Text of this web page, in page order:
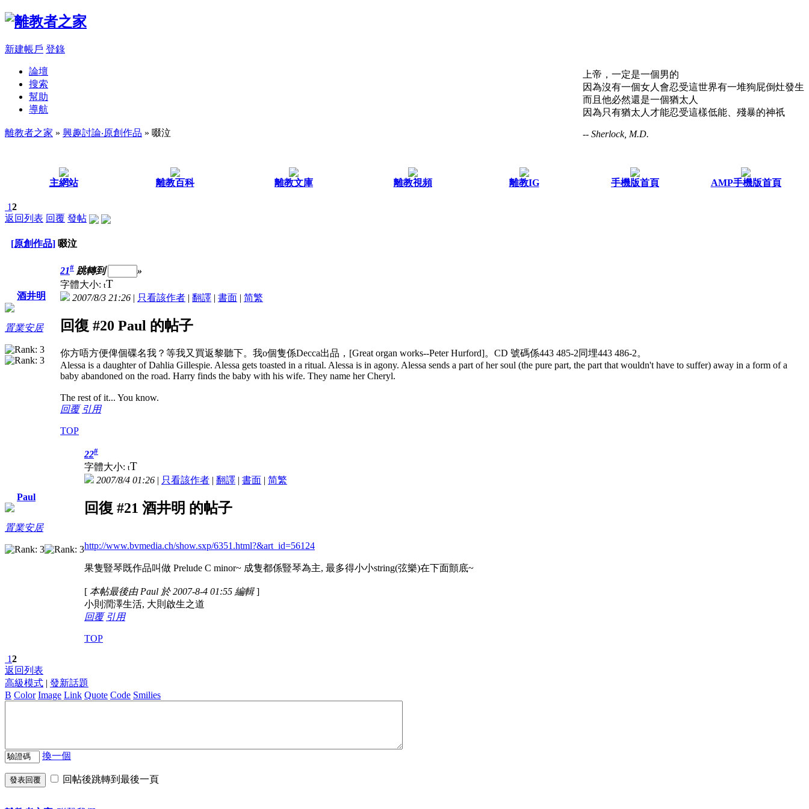
新建帳戶 登錄
上帝，一定是一個男的
因為沒有一個女人會忍受這世界有一堆狗屁倒灶發生
而且他必然還是一個猶太人
因為只有猶太人才能忍受這樣低能、殘暴的神祇
-- Sherlock, M.D.
論壇
搜索
幫助
導航
離教者之家 » 興趣討論‧原創作品 » 啜泣
主網站 離教百科 離教文庫 離教視頻 離教IG 手機版首頁 AMP手機版首頁
12
返回列表 回覆 發帖
[原創作品] 啜泣
酒井明
置業安居
21# 跳轉到
»
字體大小: tT
2007/8/3 21:26 | 只看該作者 | 翻譯 | 書面 | 简繁
回復 #20 Paul 的帖子
你方唔方便俾個碟名我？等我又買返黎聽下。我o個隻係Decca出品，[Great organ works--Peter Hurford]。CD 號碼係443 485-2同埋443 486-2。
Alessa is a daughter of Dahlia Gillespie. Alessa gets toasted in a ritual. Alessa is in agony. Alessa sends a part of her soul (the pure part, the part that wouldn't have to suffer) away in a form of a
baby abandoned on the road. Harry finds the baby with his wife. They name her Cheryl.
The rest of it... You know.
回覆 引用
TOP
Paul
置業安居
22#
字體大小: tT
2007/8/4 01:26 | 只看該作者 | 翻譯 | 書面 | 简繁
回復 #21 酒井明 的帖子
http://www.bvmedia.ch/show.sxp/6351.html?&art_id=56124
果隻豎琴既作品叫做 Prelude C minor~ 成隻都係豎琴為主, 最多得小小string(弦樂)在下面顫底~
[ 本帖最後由 Paul 於 2007-8-4 01:55 編輯]
小則潤澤生活, 大則啟生之道
回覆 引用
TOP
12
返回列表
高級模式 | 發新話題
B Color Image Link Quote Code Smilies
換一個
發表回覆 回帖後跳轉到最後一頁